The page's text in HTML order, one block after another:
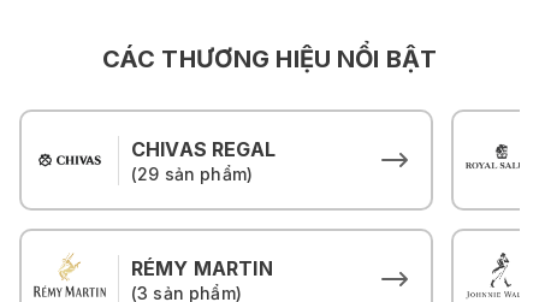
CÁC THƯƠNG HIỆU NỔI BẬT
CHIVAS REGAL
(29 sản phẩm)
RÉMY MARTIN
(3 sản phẩm)